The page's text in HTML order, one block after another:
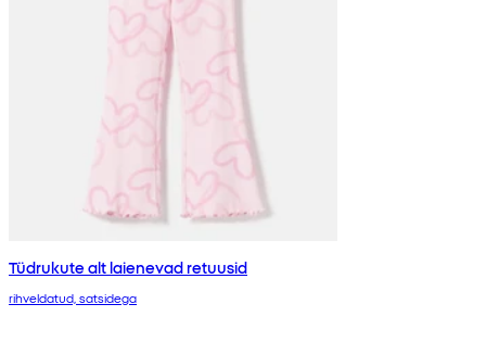
Tüdrukute alt laienevad retuusid
rihveldatud, satsidega